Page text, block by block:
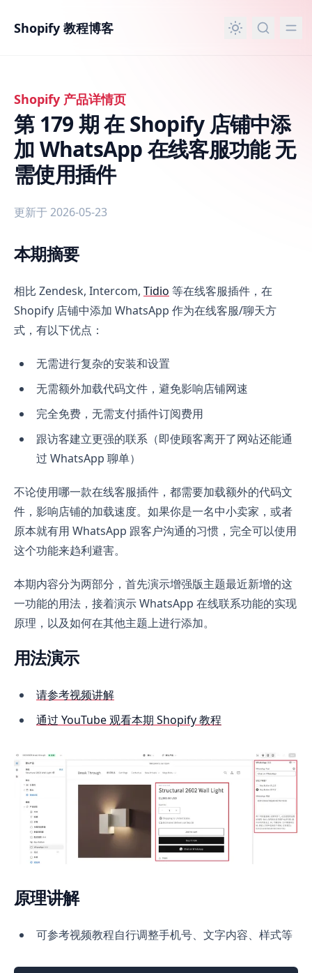
Shopify 教程博客
Shopify 产品详情页
第 179 期 在 Shopify 店铺中添
加 WhatsApp 在线客服功能 无
需使用插件
更新于 2026-05-23
第 179 期 在 Shopify 店铺中添加 WhatsApp 在线客服功能
本期摘要
相比 Zendesk, Intercom, Tidio 等在线客服插件，在
Shopify 店铺中添加 WhatsApp 作为在线客服/聊天方
式，有以下优点：
无需进行复杂的安装和设置
无需额外加载代码文件，避免影响店铺网速
完全免费，无需支付插件订阅费用
跟访客建立更强的联系（即使顾客离开了网站还能通
过 WhatsApp 聊单）
不论使用哪一款在线客服插件，都需要加载额外的代码文
件，影响店铺的加载速度。如果你是一名中小卖家，或者
原本就有用 WhatsApp 跟客户沟通的习惯，完全可以使用
这个功能来趋利避害。
本期内容分为两部分，首先演示增强版主题最近新增的这
一功能的用法，接着演示 WhatsApp 在线联系功能的实现
原理，以及如何在其他主题上进行添加。
用法演示
请参考视频讲解
通过 YouTube 观看本期 Shopify 教程
原理讲解
可参考视频教程自行调整手机号、文字内容、样式等